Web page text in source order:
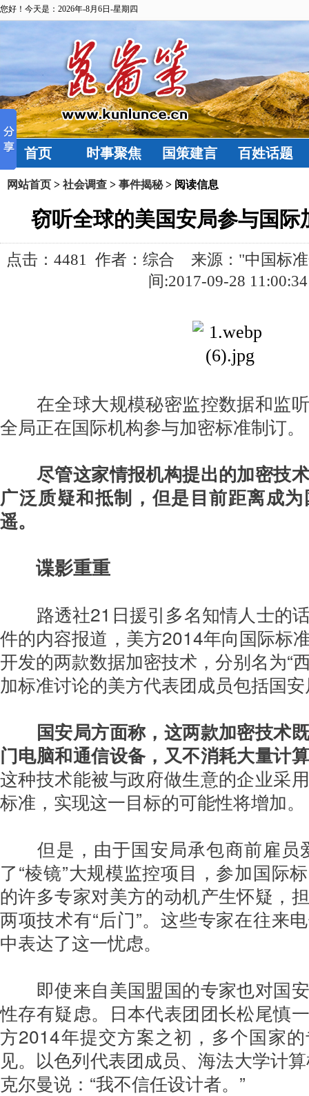
您好！今天是：2026年-8月6日-星期四
首页 时事聚焦 国策建言 百姓话题
网站首页 > 社会调查 > 事件揭秘> 阅读信息
窃听全球的美国安局参与国际
点击： 4481 作者：综合 来源："中国标
间:2017-09-28 11:00:34
在全球大规模秘密监控数据和监
全局正在国际机构参与加密标准制订。
尽管这家情报机构提出的加密技
广泛质疑和抵制，但是目前距离成
遥。
谍影重重
路透社21日援引多名知情人士的
件的内容报道，美方2014年向国际标
开发的两款数据加密技术，分别名为“
加标准讨论的美方代表团成员包括国
国安局方面称，这两款加密技术
门电脑和通信设备，又不消耗大量计
这种技术能被与政府做生意的企业采
标准，实现这一目标的可能性将增加。
但是，由于国安局承包商前雇员
了“棱镜”大规模监控项目，参加国际
的许多专家对美方的动机产生怀疑，
两项技术有“后门”。这些专家在往来
中表达了这一忧虑。
即使来自美国盟国的专家也对国
性存有疑虑。日本代表团团长松尾慎
方2014年提交方案之初，多个国家
见。以色列代表团成员、海法大学计
克尔曼说：“我不信任设计者。”